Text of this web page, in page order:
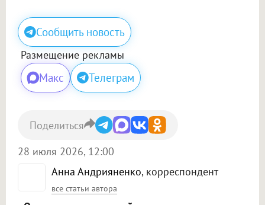
Сообщить новость
Размещение рекламы
Макс Телеграм
Анна Андрияненко, корреспондент
все статьи автора
28 июля 2026, 12:00
Поделиться